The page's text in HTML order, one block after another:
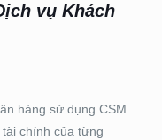
vụ Khách
hàng sử dụng CSM
chính của từng